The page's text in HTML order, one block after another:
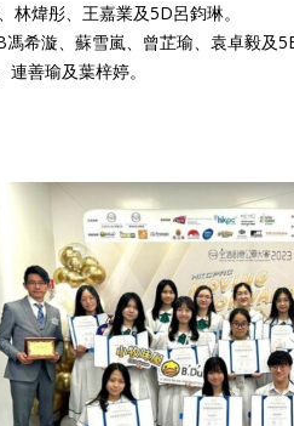
煒彤、王嘉業及5D呂鈞琳。
希漩、蘇雪嵐、曾芷瑜、袁卓毅及5E
善瑜及葉梓婷。